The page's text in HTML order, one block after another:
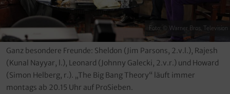
Foto: © Warner Bros. Television
Ganz besondere Freunde: Sheldon (Jim Parsons, 2.v.l.), Rajesh
(Kunal Nayyar, l.), Leonard (Johnny Galecki, 2.v.r.) und Howard
(Simon Helberg, r.). „The Big Bang Theory“ läuft immer
montags ab 20.15 Uhr auf ProSieben.